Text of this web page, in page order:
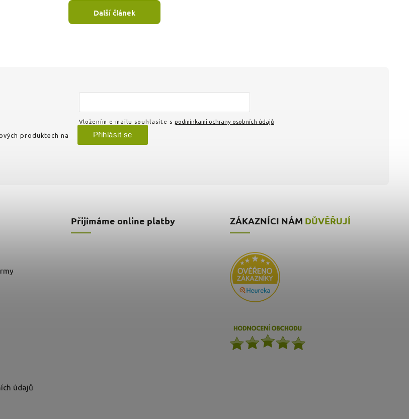
Další článek
produktech na
Vložením e-mailu souhlasíte s podmínkami ochrany osobních údajů
Přihlásit se
údajů
Přijímáme online platby ZÁKAZNÍCI NÁM DŮVĚŘUJÍ